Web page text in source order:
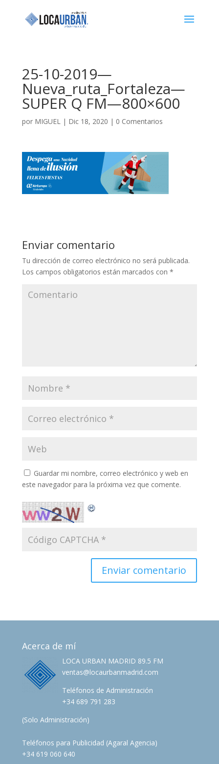
25-10-2019—
Nueva_ruta_Fortaleza—
SUPER Q FM—800×600
por MIGUEL| Dic 18, 2020 | 0 Comentarios
Enviar comentario
Tu dirección de correo electrónico no será publicada.
Los campos obligatorios están marcados con *
Guardar mi nombre, correo electrónico y web en
este navegador para la próxima vez que comente.
Acerca de mí
LOCA URBAN MADRID 89.5 FM
ventas@locaurbanmadrid.com
Teléfonos de Administración
+34 689 791 283
(Solo Administración)
Teléfonos para Publicidad (Agaral Agencia)
+34 619 060 640